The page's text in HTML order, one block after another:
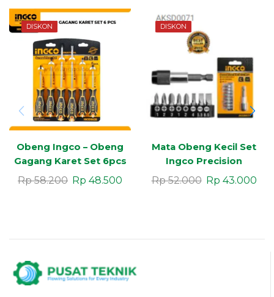
DISKON
Obeng Ingco – Obeng
Gagang Karet Set 6pcs
Rp58.200 Rp 48.500
DISKON
Mata Obeng Kecil Set
Ingco Precision
Rp52.000 Rp 43.000